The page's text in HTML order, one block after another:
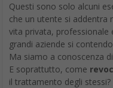
Questi sono solo alcuni
che un utente si addentra
vita privata, professionale
grandi aziende si
Ma siamo a conoscenza
E soprattutto, come
il trattamento degli stessi?